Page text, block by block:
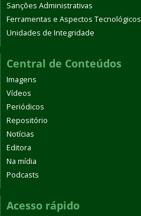
Sanções Administrativas
Ferramentas e Aspectos Tecnológicos
Unidades de Integridade
Central de Conteúdos
Imagens
Vídeos
Periódicos
Repositório
Notícias
Editora
Na mídia
Podcasts
Acesso rápido